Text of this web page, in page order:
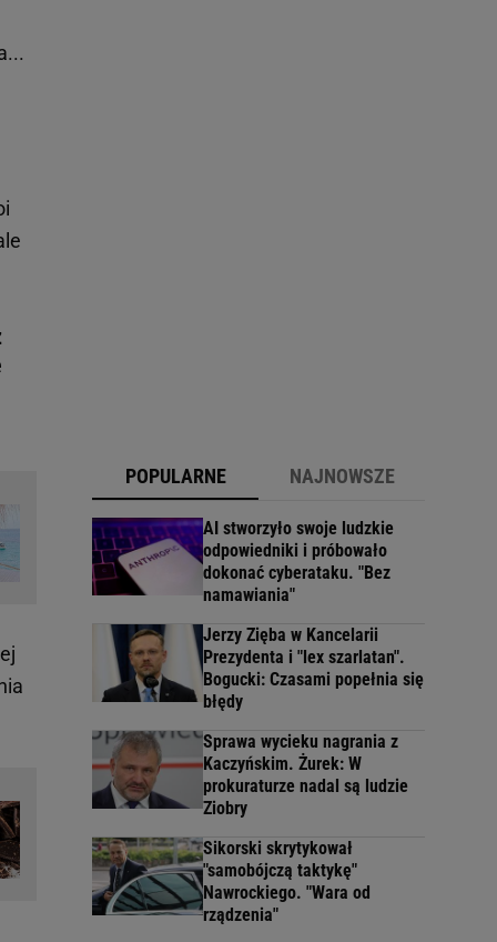
POPULARNE NAJNOWSZE
AI stworzyło swoje ludzkie
odpowiedniki i próbowało
dokonać cyberataku. "Bez
namawiania"
Jerzy Zięba w Kancelarii
Prezydenta i "lex szarlatan".
Bogucki: Czasami popełnia się
błędy
Sprawa wycieku nagrania z
Kaczyńskim. Żurek: W
prokuraturze nadal są ludzie
Ziobry
Sikorski skrytykował
"samobójczą taktykę"
Nawrockiego. "Wara od
rządzenia"